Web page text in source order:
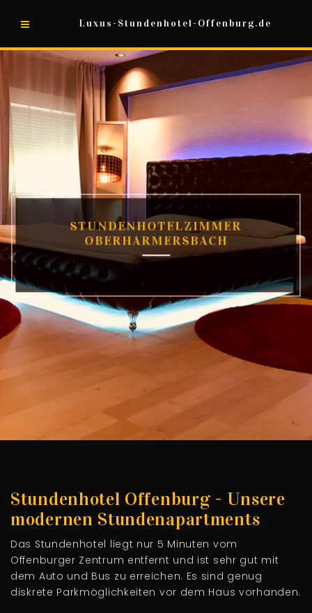
Luxus-Stundenhotel-Offenburg.de
STUNDENHOTELZIMMER
OBERHARMERSBACH
Stundenhotel Offenburg - Unsere
modernen Stundenapartments
Das Stundenhotel liegt nur 5 Minuten vom
Offenburger Zentrum entfernt und ist sehr gut mit
dem Auto und Bus zu erreichen. Es sind genug
diskrete Parkmöglichkeiten vor dem Haus vorhanden.